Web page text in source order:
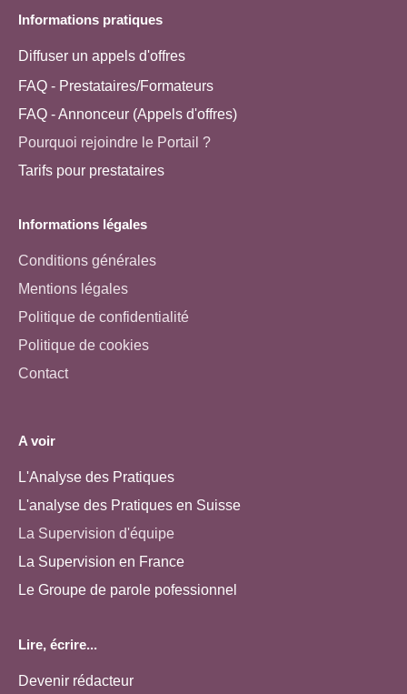
Informations pratiques
Diffuser un appels d'offres
FAQ - Prestataires/Formateurs
FAQ - Annonceur (Appels d'offres)
Pourquoi rejoindre le Portail ?
Tarifs pour prestataires
Informations légales
Conditions générales
Mentions légales
Politique de confidentialité
Politique de cookies
Contact
A voir
L'Analyse des Pratiques
L'analyse des Pratiques en Suisse
La Supervision d'équipe
La Supervision en France
Le Groupe de parole pofessionnel
Lire, écrire...
Devenir rédacteur